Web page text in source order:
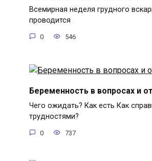
Всемирная неделя грудного
проводится
0 546
Беременность в вопросах и
Чего ожидать? Как есть Как
трудностями?
0 737